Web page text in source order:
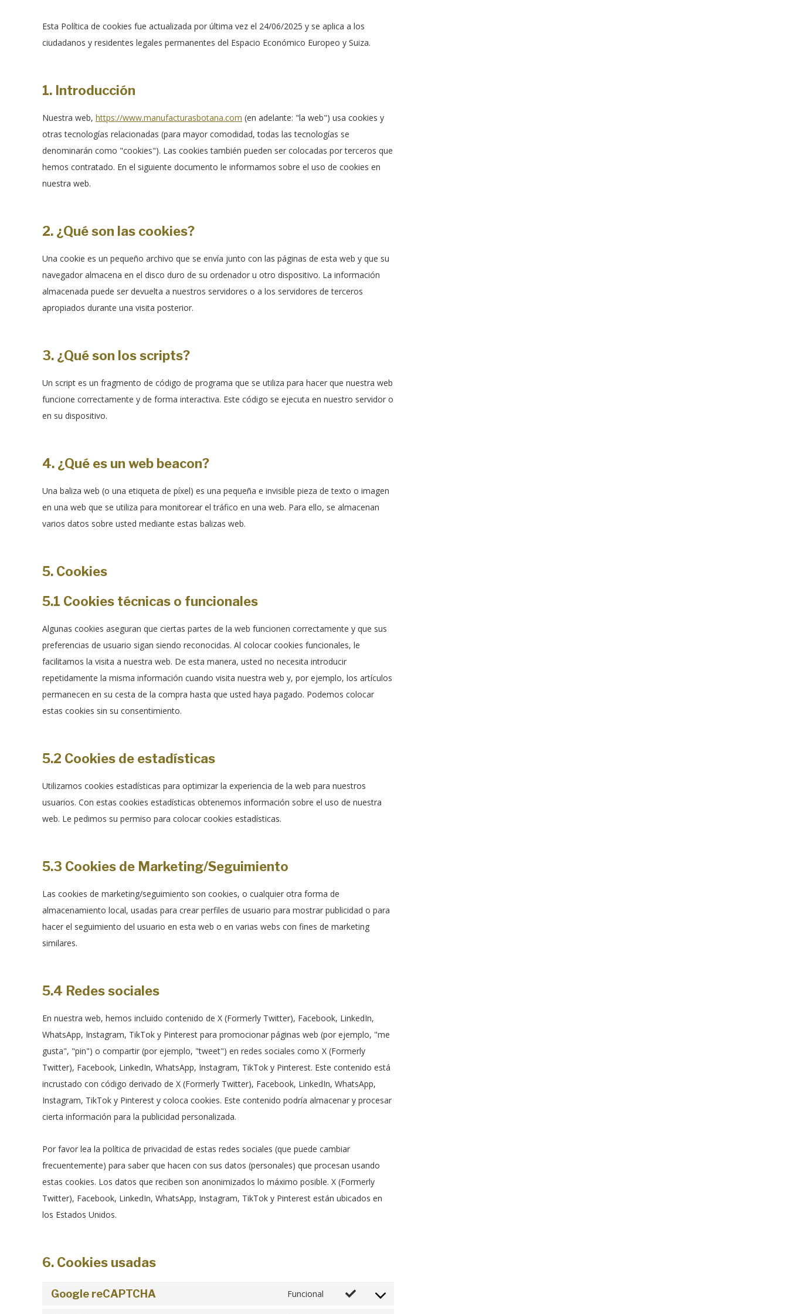
Esta Política de cookies fue actualizada por última vez el 24/06/2025 y se aplica a los
ciudadanos y residentes legales permanentes del Espacio Económico Europeo y Suiza.
1. Introducción
Nuestra web, https://www.manufacturasbotana.com (en adelante: "la web") usa cookies y
otras tecnologías relacionadas (para mayor comodidad, todas las tecnologías se
denominarán como "cookies"). Las cookies también pueden ser colocadas por terceros que
hemos contratado. En el siguiente documento le informamos sobre el uso de cookies en
nuestra web.
2. ¿Qué son las cookies?
Una cookie es un pequeño archivo que se envía junto con las páginas de esta web y que su
navegador almacena en el disco duro de su ordenador u otro dispositivo. La información
almacenada puede ser devuelta a nuestros servidores o a los servidores de terceros
apropiados durante una visita posterior.
3. ¿Qué son los scripts?
Un script es un fragmento de código de programa que se utiliza para hacer que nuestra web
funcione correctamente y de forma interactiva. Este código se ejecuta en nuestro servidor o
en su dispositivo.
4. ¿Qué es un web beacon?
Una baliza web (o una etiqueta de píxel) es una pequeña e invisible pieza de texto o imagen
en una web que se utiliza para monitorear el tráfico en una web. Para ello, se almacenan
varios datos sobre usted mediante estas balizas web.
5. Cookies
5.1 Cookies técnicas o funcionales
Algunas cookies aseguran que ciertas partes de la web funcionen correctamente y que sus
preferencias de usuario sigan siendo reconocidas. Al colocar cookies funcionales, le
facilitamos la visita a nuestra web. De esta manera, usted no necesita introducir
repetidamente la misma información cuando visita nuestra web y, por ejemplo, los artículos
permanecen en su cesta de la compra hasta que usted haya pagado. Podemos colocar
estas cookies sin su consentimiento.
5.2 Cookies de estadísticas
Utilizamos cookies estadísticas para optimizar la experiencia de la web para nuestros
usuarios. Con estas cookies estadísticas obtenemos información sobre el uso de nuestra
web. Le pedimos su permiso para colocar cookies estadísticas.
5.3 Cookies de Marketing/Seguimiento
Las cookies de marketing/seguimiento son cookies, o cualquier otra forma de
almacenamiento local, usadas para crear perfiles de usuario para mostrar publicidad o para
hacer el seguimiento del usuario en esta web o en varias webs con fines de marketing
similares.
5.4 Redes sociales
En nuestra web, hemos incluido contenido de X (Formerly Twitter), Facebook, LinkedIn,
WhatsApp, Instagram, TikTok y Pinterest para promocionar páginas web (por ejemplo, "me
gusta", "pin") o compartir (por ejemplo, "tweet") en redes sociales como X (Formerly
Twitter), Facebook, LinkedIn, WhatsApp, Instagram, TikTok y Pinterest. Este contenido está
incrustado con código derivado de X (Formerly Twitter), Facebook, LinkedIn, WhatsApp,
Instagram, TikTok y Pinterest y coloca cookies. Este contenido podría almacenar y procesar
cierta información para la publicidad personalizada.
Por favor lea la política de privacidad de estas redes sociales (que puede cambiar
frecuentemente) para saber que hacen con sus datos (personales) que procesan usando
estas cookies. Los datos que reciben son anonimizados lo máximo posible. X (Formerly
Twitter), Facebook, LinkedIn, WhatsApp, Instagram, TikTok y Pinterest están ubicados en
los Estados Unidos.
6. Cookies usadas
Google reCAPTCHA Funcional
Consent